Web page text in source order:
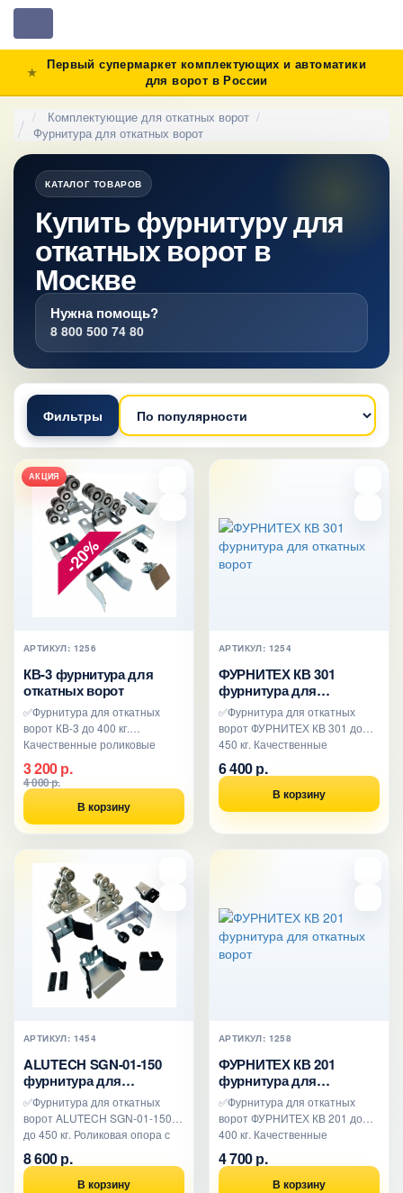
navigation
Первый супермаркет комплектующих и автоматики
для ворот в России
Комплектующие для откатных ворот
Фурнитура для откатных ворот
КАТАЛОГ ТОВАРОВ
Купить фурнитуру для
откатных ворот в
Москве
Нужна помощь?
8 800 500 74 80
Фильтры
АКЦИЯ
-20%
АРТИКУЛ: 1256
КВ-3 фурнитура для
откатных ворот
✅Фурнитура для откатных
ворот КВ-3 до 400 кг.
Качественные роликовые
опоры. Уловители с
пластиковыми..
3 200 р.
4 000 р.
В корзину
АРТИКУЛ: 1254
ФУРНИТЕХ КВ 301
фурнитура для
откатных ворот
✅Фурнитура для откатных
ворот ФУРНИТЕХ КВ 301 до
450 кг. Качественные
роликовые опоры. Уловители с
п..
6 400 р.
В корзину
АРТИКУЛ: 1454
ALUTECH SGN-01-150
фурнитура для
откатных ворот
✅Фурнитура для откатных
ворот ALUTECH SGN-01-150
до 450 кг. Роликовая опора с
усиленным подшипником,..
8 600 р.
В корзину
АРТИКУЛ: 1258
ФУРНИТЕХ КВ 201
фурнитура для
откатных ворот
✅Фурнитура для откатных
ворот ФУРНИТЕХ КВ 201 до
400 кг. Качественные
роликовые опоры. Уловители с
п..
4 700 р.
В корзину